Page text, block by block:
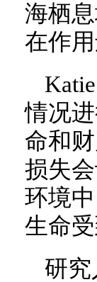
海栖
在作
情况
命和
损失
环境
生命受
研究